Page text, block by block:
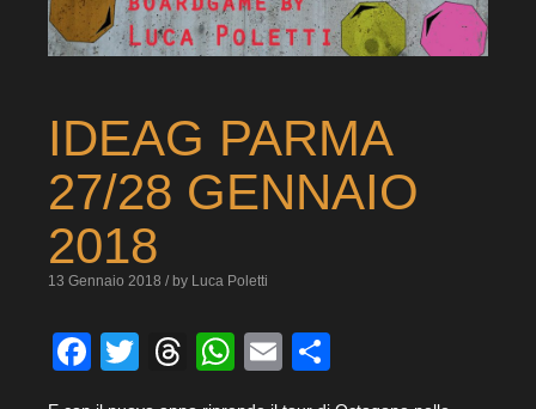
IDEAG PARMA
27/28 GENNAIO
2018
13 Gennaio 2018 / by Luca Poletti
Facebook
Twitter
Threads
WhatsApp
Email